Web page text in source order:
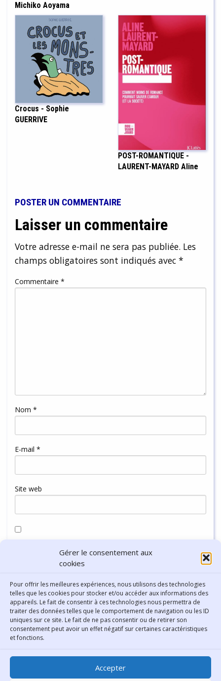
Gérer le consentement aux
cookies
Pour offrir les meilleures expériences, nous utilisons des technologies
telles que les cookies pour stocker et/ou accéder aux informations des
appareils. Le fait de consentir à ces technologies nous permettra de
traiter des données telles que le comportement de navigation ou les ID
uniques sur ce site. Le fait de ne pas consentir ou de retirer son
consentement peut avoir un effet négatif sur certaines caractéristiques
et fonctions.
Accepter
Michiko Aoyama
Crocus - Sophie
GUERRIVE
POST-ROMANTIQUE -
LAURENT-MAYARD Aline
POSTER UN COMMENTAIRE
Laisser un commentaire
Votre adresse e-mail ne sera pas publiée. Les
champs obligatoires sont indiqués avec *
Commentaire *
Nom *
E-mail *
Site web
navigateur pour mon prochain commentaire.
Bibliothèque municipale de
Lyon